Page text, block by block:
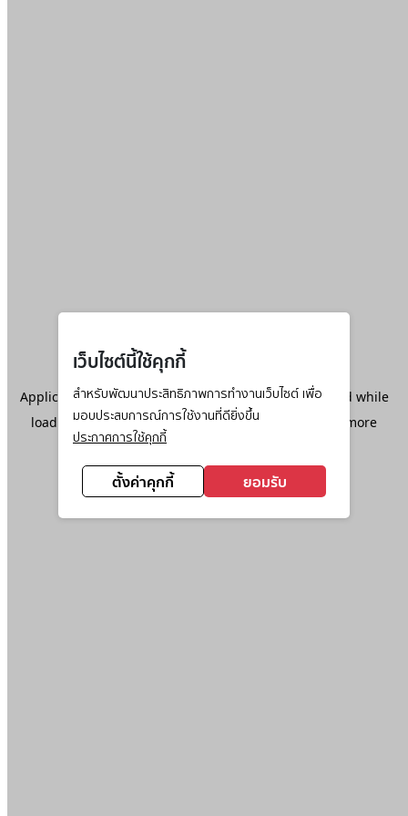
เว็บไซต์นี้ใช้คุกกี้
สำหรับพัฒนาประสิทธิภาพการทำงานเว็บไซต์ เพื่อ
มอบประสบการณ์การใช้งานที่ดียิ่งขึ้น
ประกาศการใช้คุกกี้
ตั้งค่าคุกกี้ ยอมรับ
Application error: aclient-side exception has occurred while
loadingwww.ktc.co.th(see the browser console
for more
information).